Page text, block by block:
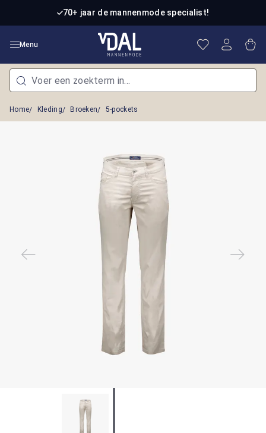
Ga naar de hoofdinhoud70+ jaar de mannenmode specialist!
Menu Je hebt 0
Home Kleding Broeken 5-pockets